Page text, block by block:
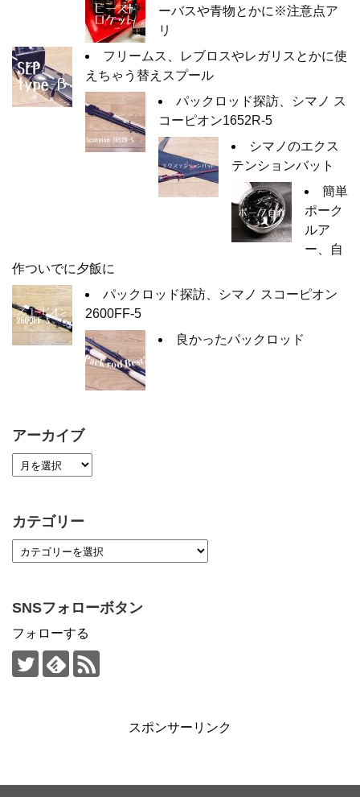
ーバスや青物とかに※注意点ア
リ
フリームス、レブロスやレガリスとかに使
えちゃう替えスプール
パックロッド探訪、シマノ ス
コーピオン1652R-5
シマノのエクス
テンションバット
簡単
ポーク
ルア
ー、自
作ついでに夕飯に
パックロッド探訪、シマノ スコーピオン
2600FF-5
良かったパックロッド
アーカイブ
カテゴリー
SNSフォローボタン
フォローする
スポンサーリンク